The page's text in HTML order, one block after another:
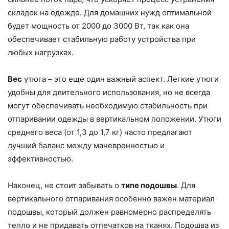
складок на одежде. Для домашних нужд оптимальной
будет мощность от 2000 до 3000 Вт, так как она
обеспечивает стабильную работу устройства при
любых нагрузках.
Вес утюга – это еще один важный аспект. Легкие утюги
удобны для длительного использования, но не всегда
могут обеспечивать необходимую стабильность при
отпаривании одежды в вертикальном положении. Утюги
среднего веса (от 1,3 до 1,7 кг) часто предлагают
лучший баланс между маневренностью и
эффективностью.
Наконец, не стоит забывать о типе подошвы. Для
вертикального отпаривания особенно важен материал
подошвы, который должен равномерно распределять
тепло и не придавать отпечатков на тканях. Подошва из